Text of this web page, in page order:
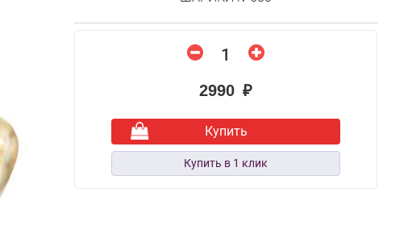
2990 ₽
Купить